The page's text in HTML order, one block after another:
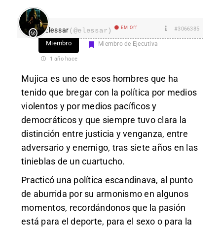
Elessar(@elessar) EM Off #3066385
Miembro Miembro de Ejecutiva
1 año hace
Mujica es uno de esos hombres que ha
tenido que bregar con la política por medios
violentos y por medios pacíficos y
democráticos y que siempre tuvo clara la
distinción entre justicia y venganza, entre
adversario y enemigo, tras siete años en las
tinieblas de un cuartucho.
Practicó una política escandinava, al punto
de aburrida por su armonismo en algunos
momentos, recordándonos que la pasión
está para el deporte, para el sexo o para la